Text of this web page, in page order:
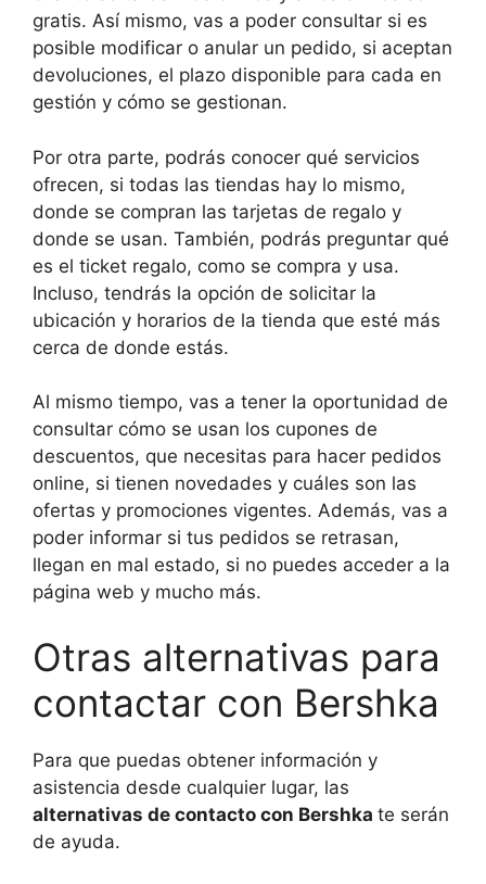
gratis. Así mismo, vas a poder consultar si es
posible modificar o anular un pedido, si aceptan
devoluciones, el plazo disponible para cada en
gestión y cómo se gestionan.
Por otra parte, podrás conocer qué servicios
ofrecen, si todas las tiendas hay lo mismo,
donde se compran las tarjetas de regalo y
donde se usan. También, podrás preguntar qué
es el ticket regalo, como se compra y usa.
Incluso, tendrás la opción de solicitar la
ubicación y horarios de la tienda que esté más
cerca de donde estás.
Al mismo tiempo, vas a tener la oportunidad de
consultar cómo se usan los cupones de
descuentos, que necesitas para hacer pedidos
online, si tienen novedades y cuáles son las
ofertas y promociones vigentes. Además, vas a
poder informar si tus pedidos se retrasan,
llegan en mal estado, si no puedes acceder a la
página web y mucho más.
Otras alternativas para
contactar con Bershka
Para que puedas obtener información y
asistencia desde cualquier lugar, las
alternativas de contacto con Bershka te serán
de ayuda.